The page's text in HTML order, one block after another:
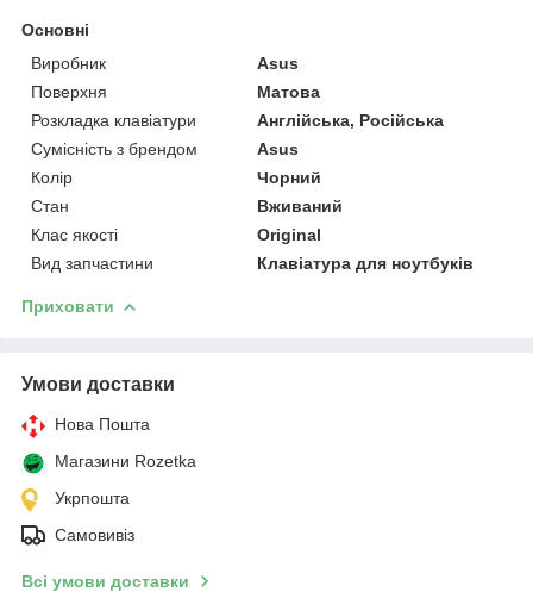
Основні
Виробник
Asus
Поверхня
Матова
Розкладка клавіатури
Англійська, Російська
Сумісність з брендом
Asus
Колір
Чорний
Стан
Вживаний
Клас якості
Original
Вид запчастини
Клавіатура для ноутбуків
Приховати
Умови доставки
Нова Пошта
Магазини Rozetka
Укрпошта
Самовивіз
Всі умови доставки